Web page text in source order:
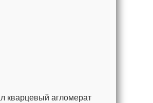
кварцевый агломерат